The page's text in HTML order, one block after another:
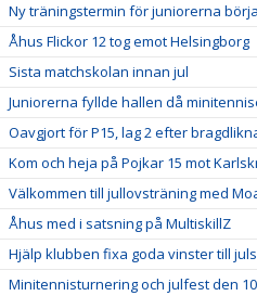
Ny träningstermin för juniorerna
Åhus Flickor 12 tog emot Helsingborg
Sista matchskolan innan jul
Juniorerna fyllde hallen då
Oavgjort för P15, lag 2 efter
Kom och heja på Pojkar 15 mot
Välkommen till jullovsträning med
Åhus med i satsning på MultiskillZ
Hjälp klubben fixa goda vinster till
Minitennisturnering och julfest den